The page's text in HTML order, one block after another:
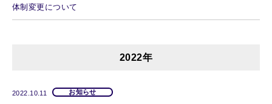
体制変更について
2022年
2022.10.11 お知らせ